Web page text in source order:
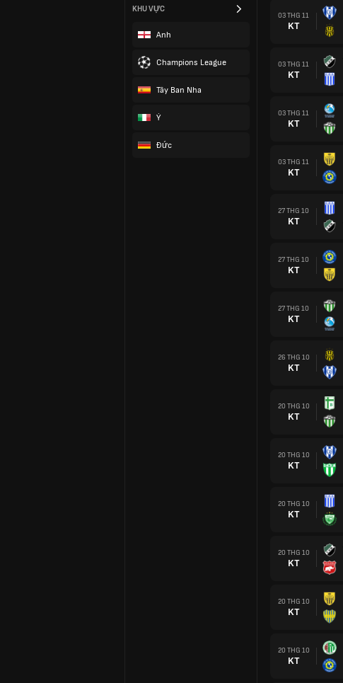
KHU VỰC
Anh
Champions League
Tây Ban Nha
Ý
Đức
03 THG 11
KT
03 THG 11
KT
03 THG 11
KT
03 THG 11
KT
27 THG 10
KT
27 THG 10
KT
27 THG 10
KT
26 THG 10
KT
20 THG 10
KT
20 THG 10
KT
20 THG 10
KT
20 THG 10
KT
20 THG 10
KT
20 THG 10
KT